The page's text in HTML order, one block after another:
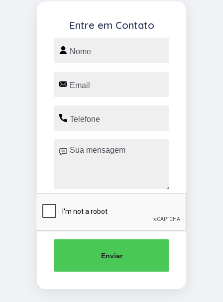
Entre em Contato
Enviar